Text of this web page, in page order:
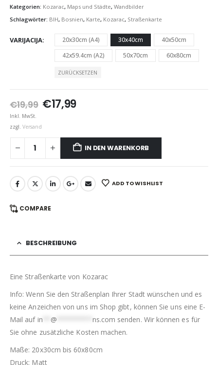
Kategorien: Kozarac, Maps und Städte, Wandbilder
Schlagwörter: BIH, Bosnien, Karte, Kozarac, Straßenkarte
VARIJACIJA 20x30cm (A4) 30x40cm
40x50cm
42x59.4cm (A2)
50x70cm 60x80cm
ZURÜCKSETZEN
€19,99 Ursprünglicher
Preis
€19,99
€17,99Aktueller
€17,99.
Inkl. MwSt.
zzgl. Versand
IN DEN WARENKORB
ADD TO WISHLIST
COMPARE
BESCHREIBUNG
Eine Straßenkarte von Kozarac
Info: Wenn Sie den Straßenplan Ihrer Stadt wünschen und es
keine Anzeichen von uns im Shop gibt, können Sie uns eine E-
Mail auf in @ ns.com senden. Wir können es für
Sie ohne zusätzliche Kosten machen.
Maße: 20x30cm bis 60x80cm
Druck: Matt